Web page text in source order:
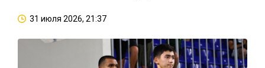
31 июля 2026, 21:37